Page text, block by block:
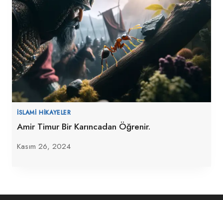
İSLAMI HIKAYELER
Amir Timur Bir Karıncadan Öğrenir.
Kasım 26, 2024